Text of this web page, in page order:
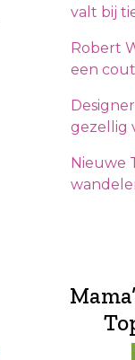
valt bij
Robert
een
gezellig
Nieuwe